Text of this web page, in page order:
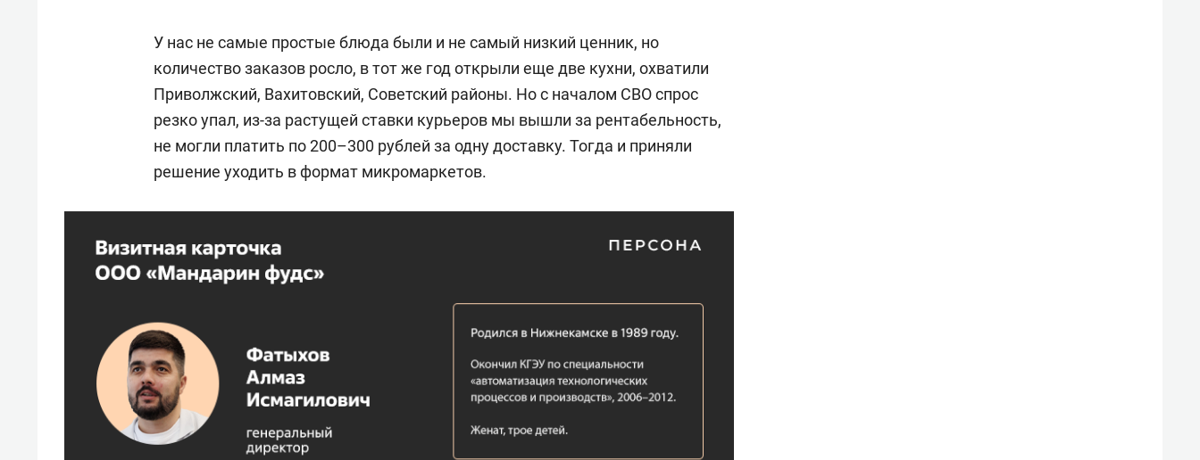
У нас не самые простые блюда были и не самый низкий ценник, но
количество заказов росло, в тот же год открыли еще две кухни, охватили
Приволжский, Вахитовский, Советский районы. Но с началом СВО спрос
резко упал, из-за растущей ставки курьеров мы вышли за рентабельность,
не могли платить по 200–300 рублей за одну доставку. Тогда и приняли
решение уходить в формат микромаркетов.